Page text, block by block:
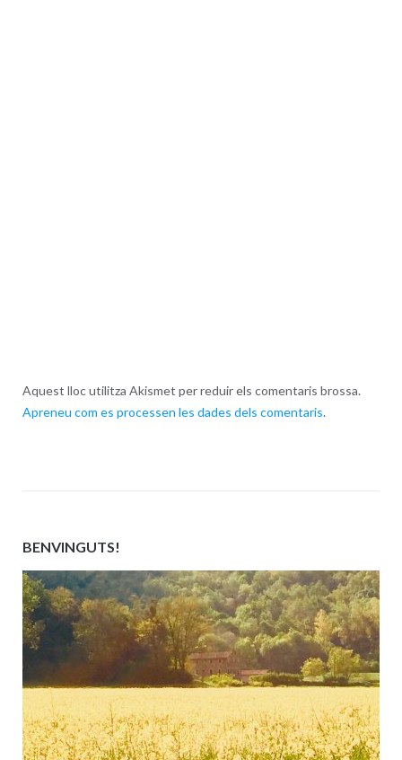
Aquest lloc utilitza Akismet per reduir els comentaris brossa.
Apreneu com es processen les dades dels comentaris.
BENVINGUTS!